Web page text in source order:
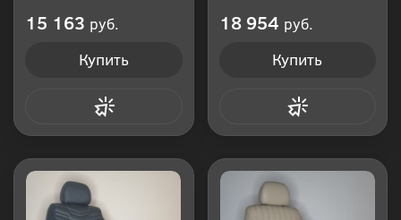
15 163 руб.
Купить
18 954 руб.
Купить